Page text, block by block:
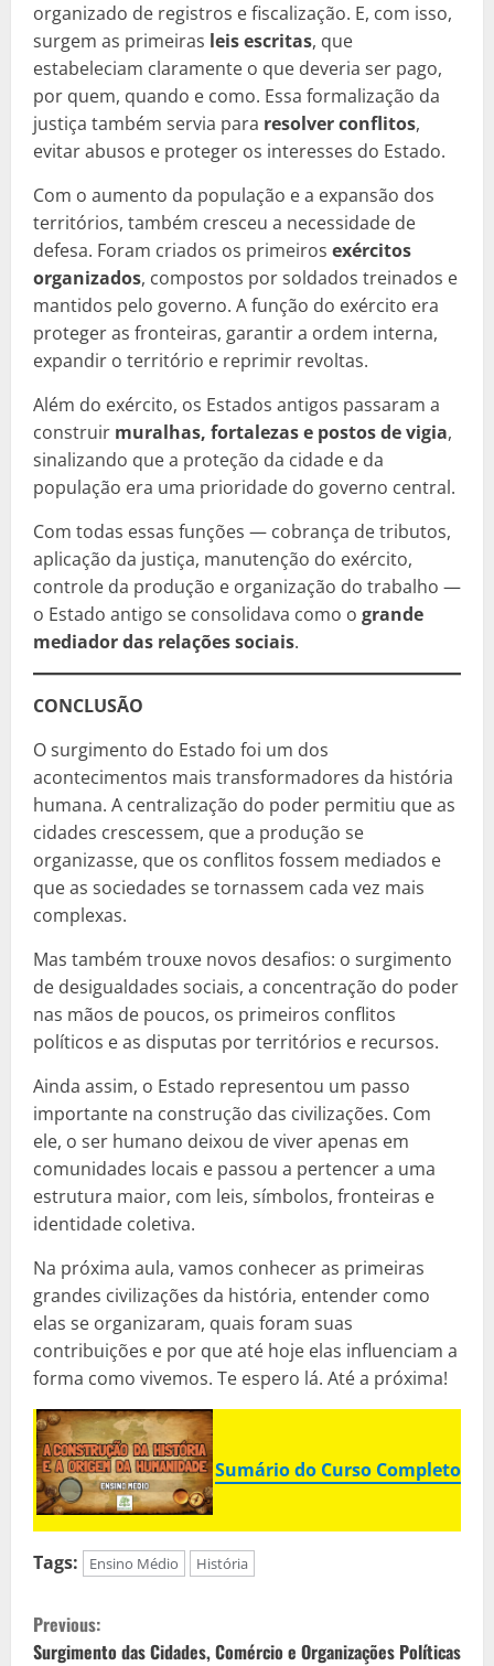
organizado de registros e fiscalização. E, com isso,
surgem as primeiras leis escritas, que
estabeleciam claramente o que deveria ser pago,
por quem, quando e como. Essa formalização da
justiça também servia para resolver conflitos,
evitar abusos e proteger os interesses do Estado.
Com o aumento da população e a expansão dos
territórios, também cresceu a necessidade de
defesa. Foram criados os primeiros exércitos
organizados, compostos por soldados treinados e
mantidos pelo governo. A função do exército era
proteger as fronteiras, garantir a ordem interna,
expandir o território e reprimir revoltas.
Além do exército, os Estados antigos passaram a
construir muralhas, fortalezas e postos de vigia,
sinalizando que a proteção da cidade e da
população era uma prioridade do governo central.
Com todas essas funções — cobrança de tributos,
aplicação da justiça, manutenção do exército,
controle da produção e organização do trabalho —
o Estado antigo se consolidava como o grande
mediador das relações sociais.
CONCLUSÃO
O surgimento do Estado foi um dos
acontecimentos mais transformadores da história
humana. A centralização do poder permitiu que as
cidades crescessem, que a produção se
organizasse, que os conflitos fossem mediados e
que as sociedades se tornassem cada vez mais
complexas.
Mas também trouxe novos desafios: o surgimento
de desigualdades sociais, a concentração do poder
nas mãos de poucos, os primeiros conflitos
políticos e as disputas por territórios e recursos.
Ainda assim, o Estado representou um passo
importante na construção das civilizações. Com
ele, o ser humano deixou de viver apenas em
comunidades locais e passou a pertencer a uma
estrutura maior, com leis, símbolos, fronteiras e
identidade coletiva.
Na próxima aula, vamos conhecer as primeiras
grandes civilizações da história, entender como
elas se organizaram, quais foram suas
contribuições e por que até hoje elas influenciam a
forma como vivemos. Te espero lá. Até a próxima!
Sumário do Curso Completo
Tags: Ensino Médio História
C
Previous:
Surgimento das Cidades, Comércio e Organizações Políticas